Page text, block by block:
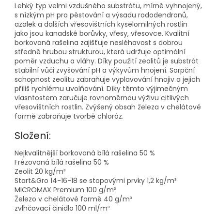
Lehký typ velmi vzdušného substrátu, mírně vyhnojený,
s nízkým pH pro pěstování a výsadu rododendronů,
azalek a dalších vřesovištních kyselomilných rostlin
jako jsou kanadské borůvky, vřesy, vřesovce. Kvalitní
borkovaná rašelina zajišťuje nesléhavost s dobrou
středně hrubou strukturou, která udržuje optimální
poměr vzduchu a vláhy. Díky použití zeolitů je substrát
stabilní vůči zvyšování pH a výkyvům hnojení. Sorpční
schopnost zeolitu zabraňuje vyplavování hnojiv a jejich
příliš rychlému uvolňování. Díky těmto výjimečným
vlasntostem zaručuje rovnoměrnou výživu citlivých
vřesovištních rostlin. Zvýšený obsah železa v chelátové
formě zabraňuje tvorbě chloróz.
Složení:
Nejkvalitnější borkovaná bílá rašelina 50 %
Frézovaná bílá rašelina 50 %
Zeolit 20 kg/m³
Start&Gro 14-16-18 se stopovými prvky 1,2 kg/m³
MICROMAX Premium 100 g/m³
Železo v chelátové formě 40 g/m³
zvlhčovací činidlo 100 ml/m³